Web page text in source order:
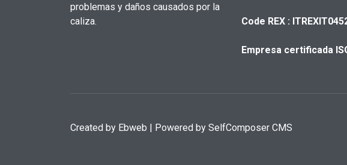
problemas y daños causados por la
caliza.
Code REX :
Empresa certificada
Created by Ebweb | Powered by SelfComposer CMS